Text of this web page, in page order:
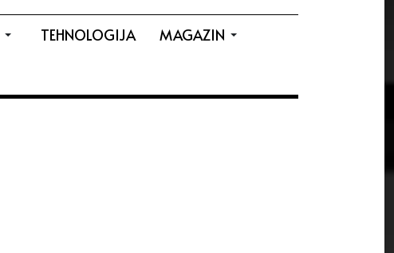
TEHNOLOGIJA
MAGAZIN